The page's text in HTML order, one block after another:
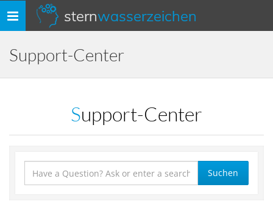
Navigation
umschalten
sternwasserzeichen
Support-Center
Support-Center
Suchen